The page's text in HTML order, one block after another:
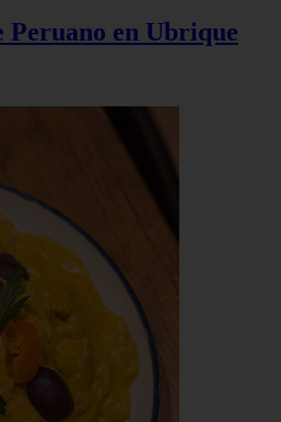
Peruano en Ubrique